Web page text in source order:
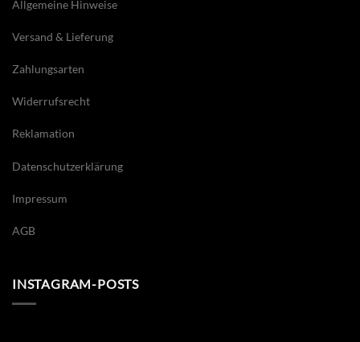
Allgemeine Hinweise
Versand & Lieferung
Zahlungsarten
Widerrufsrecht
Reklamation
Datenschutzerklärung
Impressum
AGB
INSTAGRAM-POSTS